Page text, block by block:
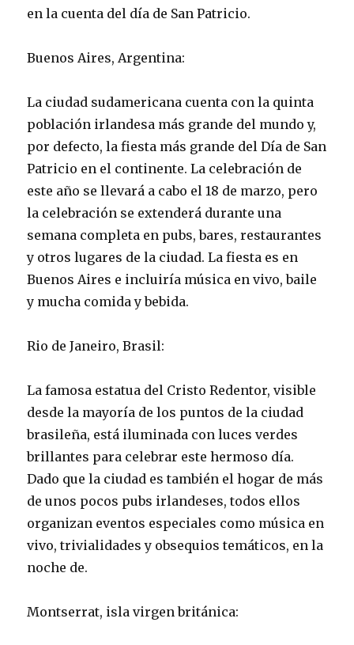
en la cuenta del día de San Patricio.
Buenos Aires, Argentina:
La ciudad sudamericana cuenta con la quinta
población irlandesa más grande del mundo y,
por defecto, la fiesta más grande del Día de San
Patricio en el continente. La celebración de
este año se llevará a cabo el 18 de marzo, pero
la celebración se extenderá durante una
semana completa en pubs, bares, restaurantes
y otros lugares de la ciudad. La fiesta es en
Buenos Aires e incluiría música en vivo, baile
y mucha comida y bebida.
Rio de Janeiro, Brasil:
La famosa estatua del Cristo Redentor, visible
desde la mayoría de los puntos de la ciudad
brasileña, está iluminada con luces verdes
brillantes para celebrar este hermoso día.
Dado que la ciudad es también el hogar de más
de unos pocos pubs irlandeses, todos ellos
organizan eventos especiales como música en
vivo, trivialidades y obsequios temáticos, en la
noche de.
Montserrat, isla virgen británica: